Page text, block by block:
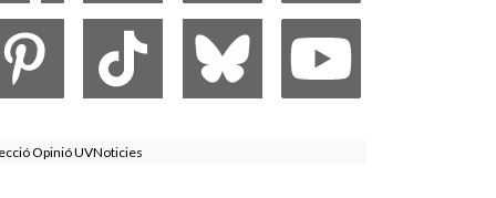
Opinió UVNoticies